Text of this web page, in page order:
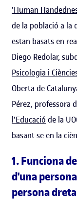
'Human
de la població a la
estan basats en
Diego Redolar,
Psicologia i
Oberta de
Pérez, professora
l'Educació de la
basant-se en la
1. Funciona
d'una
persona